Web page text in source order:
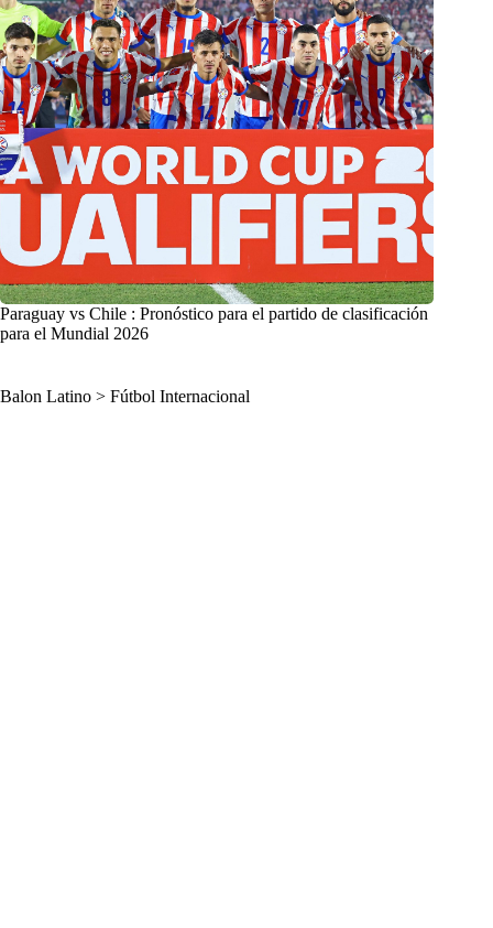
Paraguay vs Chile : Pronóstico para el partido de clasificación
para el Mundial 2026
Balon Latino > Fútbol Internacional